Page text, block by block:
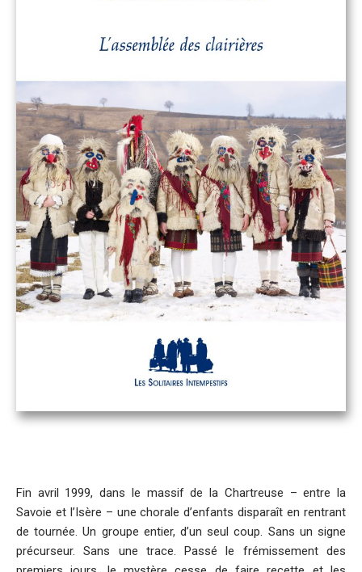
Fin avril 1999, dans le massif de la Chartreuse – entre la
Savoie et l’Isère – une chorale d’enfants disparaît en rentrant
de tournée. Un groupe entier, d’un seul coup. Sans un signe
précurseur. Sans une trace. Passé le frémissement des